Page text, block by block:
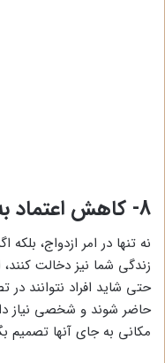
8- کاهش اعتماد
نه تنها در امر ازدواج،
زندگی شما نیز دخالت
حتی شاید افراد نتوانند
حاضر شوند و شخصی نیاز
مکانی به جای آنها تصمیم